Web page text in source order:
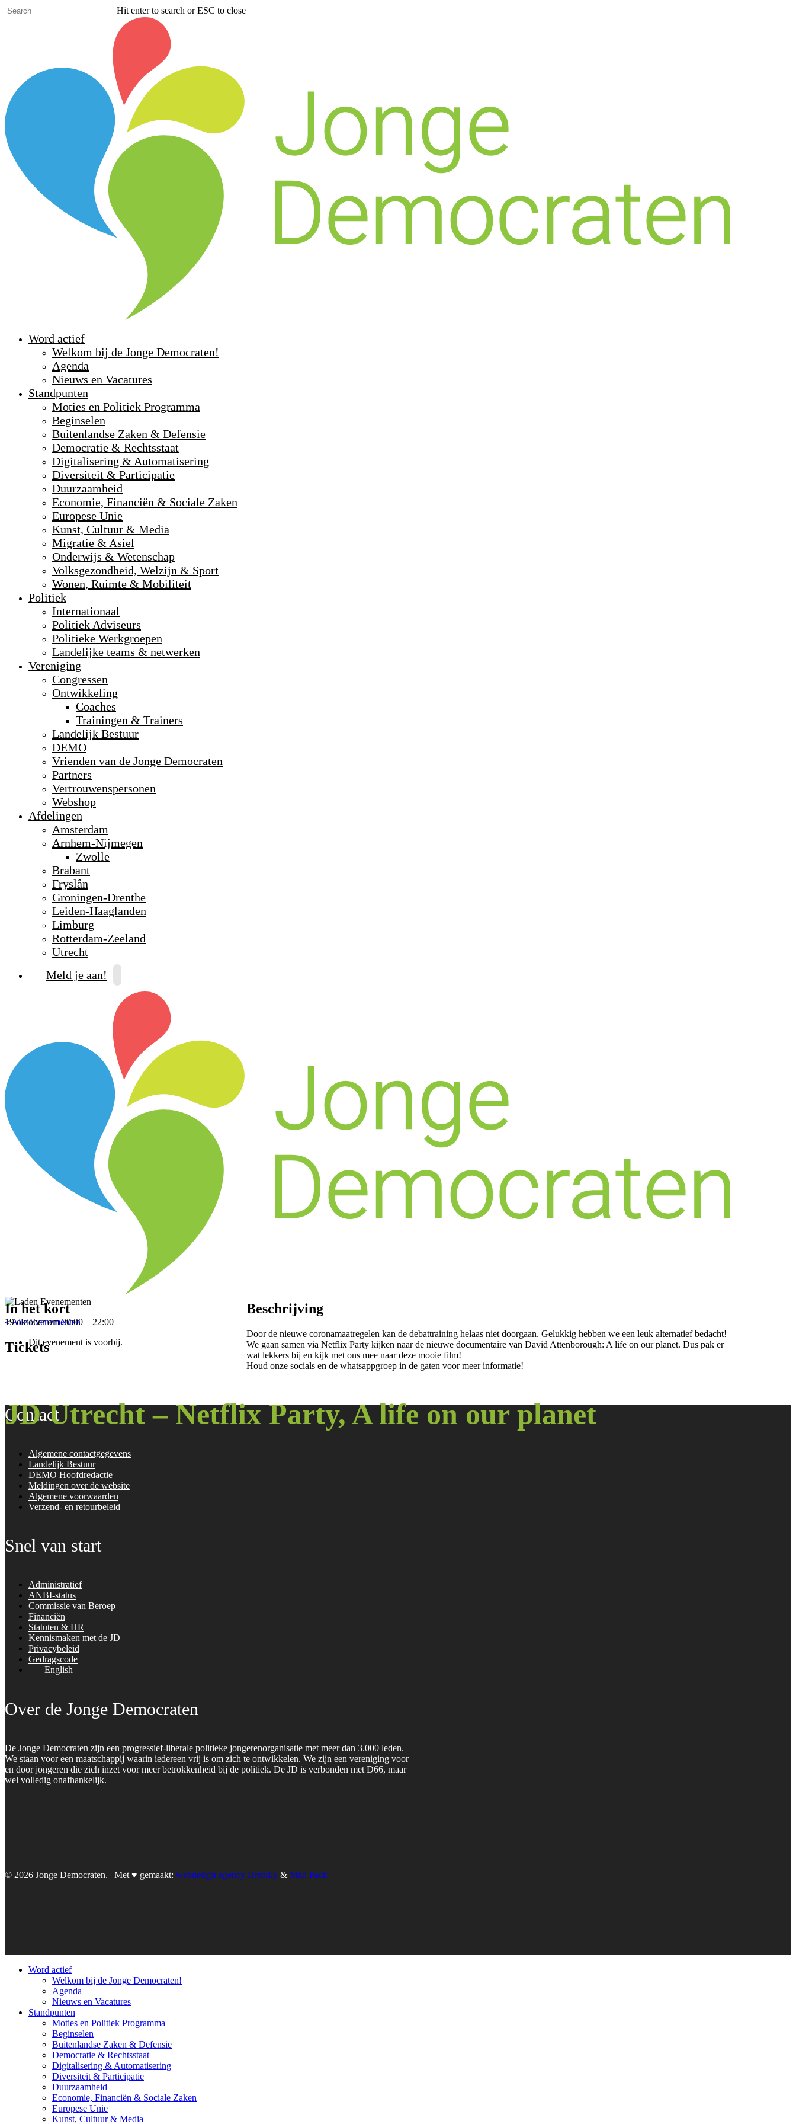
Hit enter to search or ESC to close
Word actief
Welkom bij de Jonge Democraten!
Agenda
Nieuws en Vacatures
Standpunten
Moties en Politiek Programma
Beginselen
Buitenlandse Zaken & Defensie
Democratie & Rechtsstaat
Digitalisering & Automatisering
Diversiteit & Participatie
Duurzaamheid
Economie, Financiën & Sociale Zaken
Europese Unie
Kunst, Cultuur & Media
Migratie & Asiel
Onderwijs & Wetenschap
Volksgezondheid, Welzijn & Sport
Wonen, Ruimte & Mobiliteit
Politiek
Internationaal
Politiek Adviseurs
Politieke Werkgroepen
Landelijke teams & netwerken
Vereniging
Congressen
Ontwikkeling
Coaches
Trainingen & Trainers
Landelijk Bestuur
DEMO
Vrienden van de Jonge Democraten
Partners
Vertrouwenspersonen
Webshop
Afdelingen
Amsterdam
Arnhem-Nijmegen
Zwolle
Brabant
Fryslân
Groningen-Drenthe
Leiden-Haaglanden
Limburg
Rotterdam-Zeeland
Utrecht
Meld je aan!
« Alle Evenementen
Dit evenement is voorbij.
JD Utrecht – Netflix Party, A life on our planet
In het kort
19 oktoberom20:00 – 22:00
Tickets
Beschrijving
Door de nieuwe coronamaatregelen kan de debattraining helaas niet doorgaan. Gelukkig hebben we een leuk alternatief bedacht!
We gaan samen via Netflix Party kijken naar de nieuwe documentaire van David Attenborough: A life on our planet. Dus pak er
wat lekkers bij en kijk met ons mee naar deze mooie film!
Houd onze socials en de whatsappgroep in de gaten voor meer informatie!
Contact
Algemene contactgegevens
Landelijk Bestuur
DEMO Hoofdredactie
Meldingen over de website
Algemene voorwaarden
Verzend- en retourbeleid
Snel van start
Administratief
ANBI-status
Commissie van Beroep
Financiën
Statuten & HR
Kennismaken met de JD
Privacybeleid
Gedragscode
English
Over de Jonge Democraten
De Jonge Democraten zijn een progressief-liberale politieke jongerenorganisatie met meer dan 3.000 leden.
We staan voor een maatschappij waarin iedereen vrij is om zich te ontwikkelen. We zijn een vereniging voor
en door jongeren die zich inzet voor meer betrokkenheid bij de politiek. De JD is verbonden met D66, maar
wel volledig onafhankelijk.
© 2026 Jonge Democraten. | Met ♥︎ gemaakt: webdesign agency Brendly & Mad Pack
Word actief
Welkom bij de Jonge Democraten!
Agenda
Nieuws en Vacatures
Standpunten
Moties en Politiek Programma
Beginselen
Buitenlandse Zaken & Defensie
Democratie & Rechtsstaat
Digitalisering & Automatisering
Diversiteit & Participatie
Duurzaamheid
Economie, Financiën & Sociale Zaken
Europese Unie
Kunst, Cultuur & Media